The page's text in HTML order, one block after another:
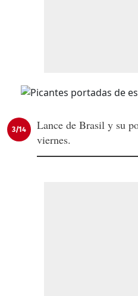
3/14
Lance de Brasil y su
viernes.